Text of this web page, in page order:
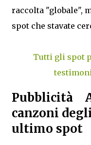
raccolta "globale",
spot che stavate
Tutti gli spot
canzoni
ultimo spot